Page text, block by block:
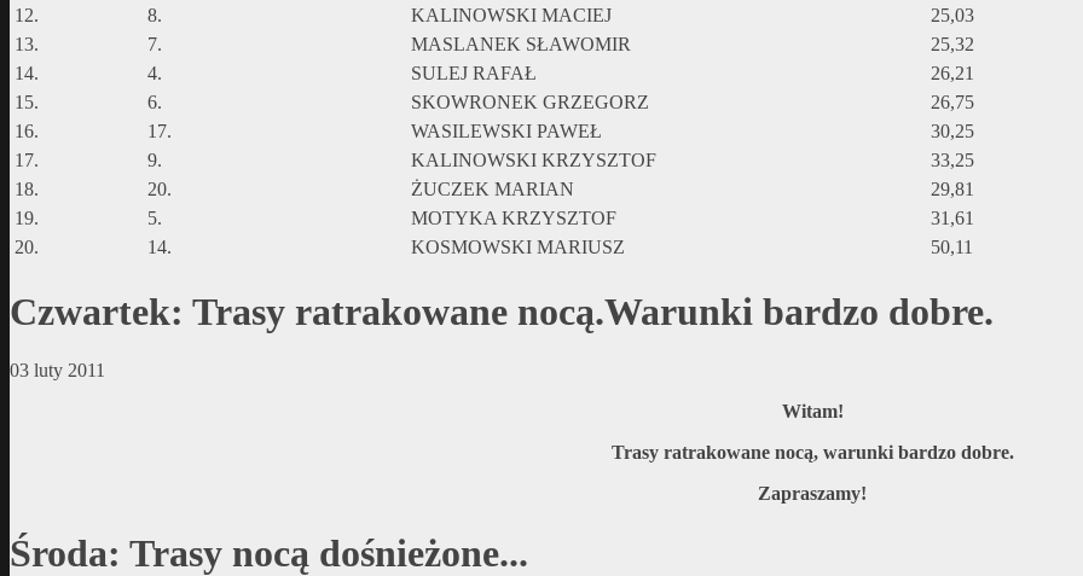
12.
8. KALINOWSKI MACIEJ
25,03
13.
7. MASLANEK SŁAWOMIR
25,32
14.
4. SULEJ RAFAŁ
26,21
15.
6. SKOWRONEK GRZEGORZ
26,75
16.
17. WASILEWSKI PAWEŁ
30,25
17.
9. KALINOWSKI KRZYSZTOF
33,25
18.
20. ŻUCZEK MARIAN
29,81
19.
5. MOTYKA KRZYSZTOF
31,61
20.
14. KOSMOWSKI MARIUSZ 50,11
Czwartek: Trasy ratrakowane nocą.Warunki bardzo dobre.
03 luty 2011
Witam!
Trasy ratrakowane nocą, warunki bardzo dobre.
Zapraszamy!
Środa: Trasy nocą dośnieżone...